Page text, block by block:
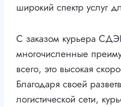
широкий спектр услуг
С заказом курьера
многочисленные
всего, это высокая
Благодаря своей
логистической сети,